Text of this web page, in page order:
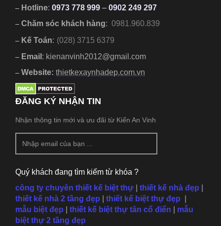
– Hotline: 0973 778 999 –0902 249 297
– Chăm sóc khách hàng: 0981.960.839
– Kế Toán: (028) 3715 6379
– Email : kienanvinh2012@gmail.com
– Website:thietkexaynhadep.com.vn
ĐĂNG KÝ NHẬN TIN
Nhận thông tin mới và ưu đãi từ Kiến An Vinh
Quý khách đang tìm kiếm từ khóa ?
công ty chuyên thiết kế biệt thự |thiết kế nhà đẹp
thiết kế nhà 2 tầng đẹp
thiết kế biệt thự đẹp
mẫu biệt đẹp thiết kế biệt thự tân cổ điển
mẫu
biệt thự 2 tầng đẹp